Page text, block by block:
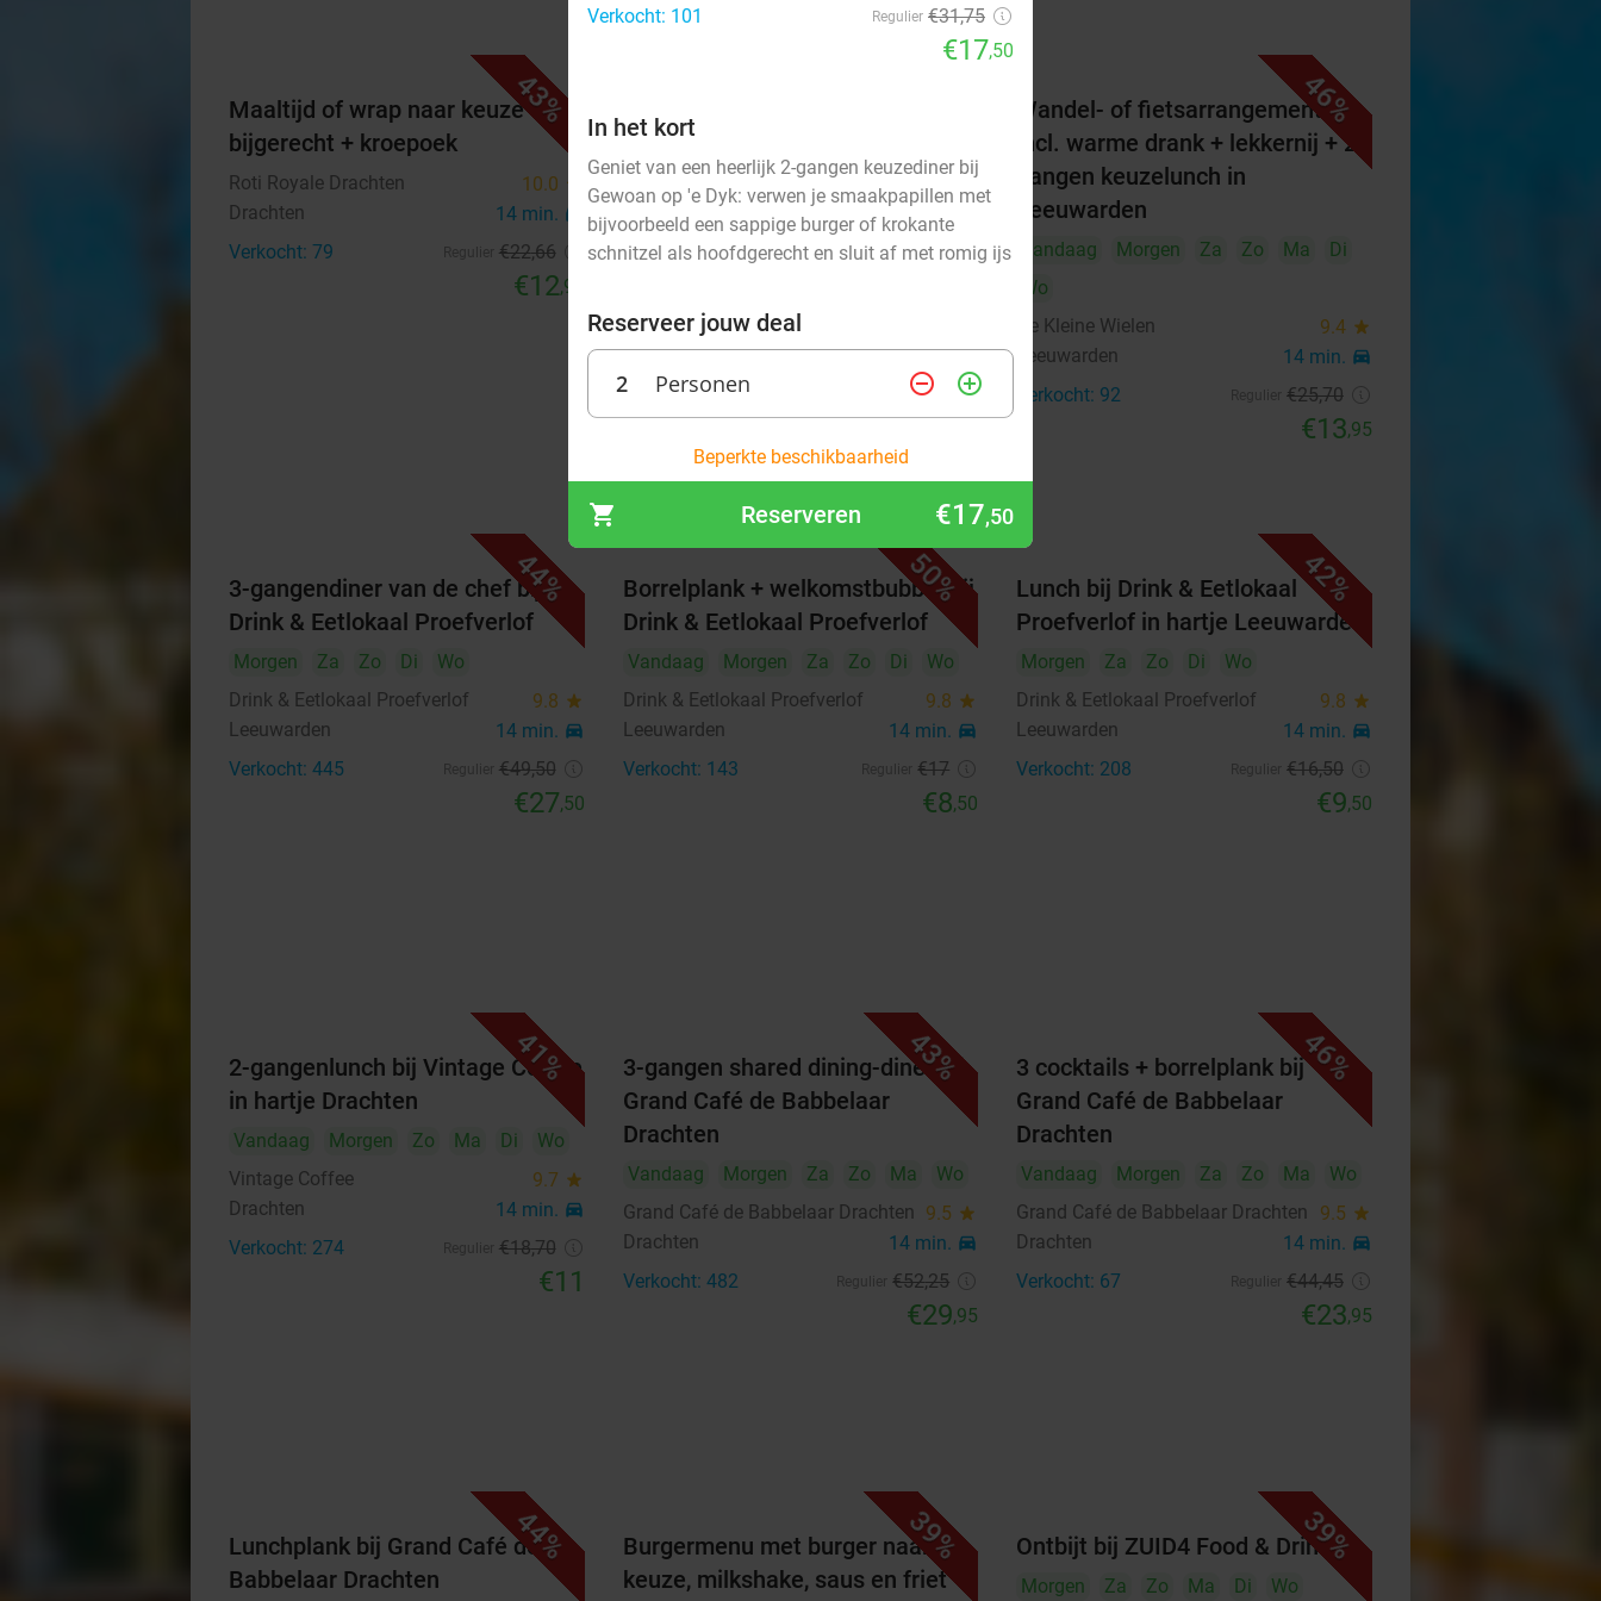
43%
Maaltijd of wrap naar keuze +
bijgerecht + kroepoek
Roti Royale Drachten 10.0 star
Drachten 14 min. directions_car
Verkocht: 79 €22,66
€12,95
Leeuwarden 14 min. directions_car
Verkocht: 544 Regulier €28,95
€19,95
46%
Wandel- of fietsarrangement
incl. warme drank + lekkernij + 2-
gangen keuzelunch in
Leeuwarden
Vandaag Morgen Za Zo Ma
Di
Wo
De Kleine Wielen
9.4 star
Leeuwarden 14 min. directions_car
Verkocht: 92 €25,70
€13,95
44%
3-gangendiner van de chef bij
Drink & Eetlokaal Proefverlof
Morgen Za Zo Di
Wo
Drink & Eetlokaal Proefverlof
9.8 star
Leeuwarden 14 min. directions_car
Verkocht: 445 €49,50
€27,50
50%
Borrelplank + welkomstbubbel bij
Drink & Eetlokaal Proefverlof
Vandaag Morgen Za Zo Di
Wo
Drink & Eetlokaal Proefverlof
9.8 star
Leeuwarden 14 min. directions_car
Verkocht: 143 €17
€8,50
42%
Lunch bij Drink & Eetlokaal
Proefverlof in hartje Leeuwarden
Morgen Za Zo Di
Wo
Drink & Eetlokaal Proefverlof
9.8 star
Leeuwarden 14 min. directions_car
Verkocht: 208 €16,50
€9,50
41%
2-gangenlunch bij Vintage Coffee
in hartje Drachten
Vandaag Morgen Zo Ma Di
Wo
Vintage Coffee
9.7 star
Drachten 14 min. directions_car
Verkocht: 274 €18,70
€11
43%
3-gangen shared dining-diner bij
Grand Café de Babbelaar
Drachten
Vandaag Morgen Za Zo Ma
Wo
Grand Café de Babbelaar Drachten 9.5 star
Drachten 14 min. directions_car
Verkocht: 482 €52,25
€29,95
46%
3 cocktails + borrelplank bij
Grand Café de Babbelaar
Drachten
Vandaag Morgen Za Zo Ma
Wo
Grand Café de Babbelaar Drachten
9.5 star
Drachten 14 min. directions_car
Verkocht: 67 €44,45
€23,95
44%
Lunchplank bij Grand Café de
Babbelaar Drachten
39%
Burgermenu met burger naar
keuze, milkshake, saus en friet
39%
Ontbijt bij ZUID4 Food & Drinks
Morgen Za Zo Ma Di Wo
Verkocht: 101
Regulier €31,75
€17,50
In het kort
Geniet van een heerlijk 2-gangen keuzediner bij
Gewoan op 'e Dyk: verwen je smaakpapillen met
bijvoorbeeld een sappige burger of krokante
schnitzel als hoofdgerecht en sluit af met romig ijs
Reserveer jouw deal
2 Personen remove_circle_outline add_circle_outline
augustus 2026
1 2
3 4 5 6 7 8
10 11 12 13 14 15 16
17 18 19 20 21 23
24 25 30
14 15 16 17 18 19 20
21 22
28 29 30
Ma
Di Wo Za Zo
24
26 27 28 29 30 31
Beperkte beschikbaarheid
Reserveren €17,50